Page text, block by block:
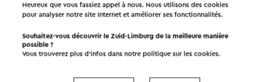
Heureux que vous fassiez appel à nous. Nous utilisons des cookies
pour analyser notre site Internet et améliorer ses fonctionnalités.
Souhaitez-vous découvrir le Zuid-Limburg de la meilleure manière
possible ?
Vous trouverez plus d’infos dans notre politique sur lescookies.